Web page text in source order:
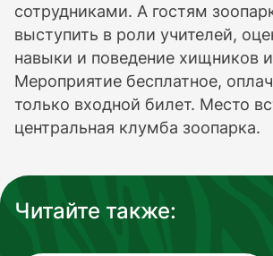
сотрудниками. А гостям
выступить в роли учителей,
навыки и поведение хищников
Мероприятие бесплатное,
только входной билет. Место
центральная клумба зоопарка.
Читайте также: